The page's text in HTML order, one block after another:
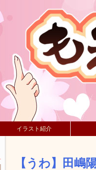
イラスト紹介
【うわ】田嶋